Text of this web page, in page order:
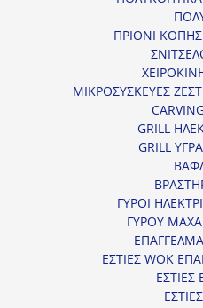
ΠΡΙΟΝΙ
ΜΙΚΡΟΣΥΣΚΕΥΕΣ
GRILL
GRILL
ΓΥΡΟΙ
ΓΥΡΟΥ
ΕΣΤΙΕΣ WOK
ΕΣΤΙΕΣ